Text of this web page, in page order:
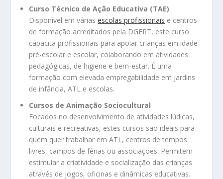
Curso Técnico de Ação Educativa (TAE)
Disponível em váriasescolas profissionais e centros
de formação acreditados pela DGERT, este curso
capacita profissionais para apoiar crianças em idade
pré-escolar e escolar, colaborando em atividades
pedagógicas, de higiene e bem-estar. É uma
formação com elevada empregabilidade em jardins
de infância, ATL e escolas.
Cursos de Animação Sociocultural
Focados no desenvolvimento de atividades lúdicas,
culturais e recreativas, estes cursos são ideais para
quem quer trabalhar em ATL, centros de tempos
livres, campos de férias ou associações. Permitem
estimular a criatividade e socialização das crianças
através de jogos, oficinas e dinâmicas educativas.